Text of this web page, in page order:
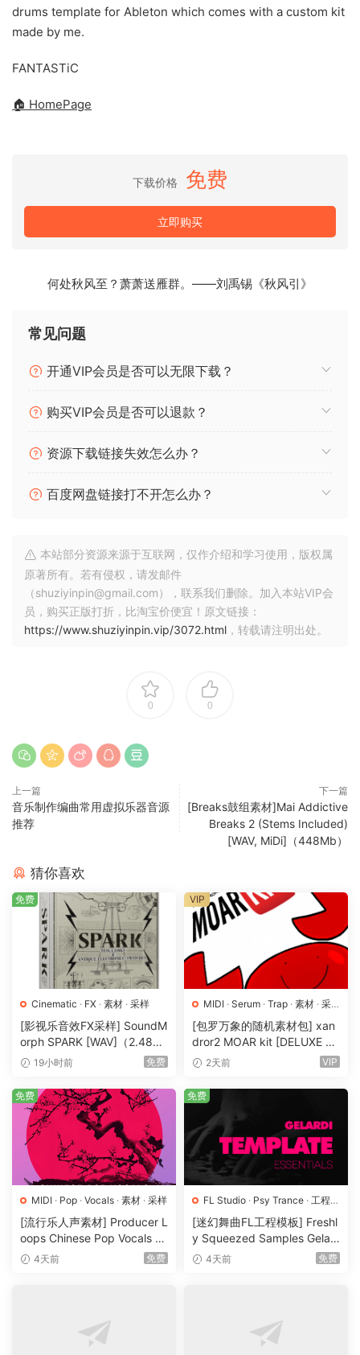
drums template for Ableton which comes with a custom kit
made by me.
FANTASTiC
🏠 HomePage
下载价格 免费
立即购买
何处秋风至？萧萧送雁群。——刘禹锡《秋风引》
常见问题
开通VIP会员是否可以无限下载？
购买VIP会员是否可以退款？
资源下载链接失效怎么办？
百度网盘链接打不开怎么办？
本站部分资源来源于互联网，仅作介绍和学习使用，版权属
原著所有。若有侵权，请发邮件
（shuziyinpin@gmail.com），联系我们删除。加入本站VIP会
员，购买正版打折，比淘宝价便宜！原文链接：
https://www.shuziyinpin.vip/3072.html ，转载请注明出处。
0 0
上一篇
音乐制作编曲常用虚拟乐器音源
推荐
下一篇
[Breaks鼓组素材]Mai Addictive
Breaks 2 (Stems Included)
[WAV, MiDi]（448Mb）
猜你喜欢
Cinematic · FX · 素材 · 采样
[影视乐音效FX采样] SoundM
orph SPARK [WAV]（2.48G
B）19小时前 免费
免费
MIDI · Serum · Trap · 素材 · 采
[包罗万象的随机素材包] xan
dror2 MOAR kit [DELUXE VE
RSION] [WAV, MiDi]（3.1G
2天前 VIP
VIP
MIDI · Pop · Vocals · 素材 · 采样
[流行乐人声素材] Producer L
oops Chinese Pop Vocals Vo
l.1 [WAV, MiDi, REX]（3.21G
4天前 免费
免费
FL Studio · Psy Trance · 工程·
素材
采样
[迷幻舞曲FL工程模板] Freshl
y Squeezed Samples Gelar
di Template Essentials Vol.1
4天前 免费
免费